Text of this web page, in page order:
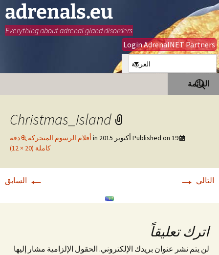
adrenals.eu
Everything about adrenal gland disorders
Login AdrenalNET Partners
العربية
القائمة
البحث
عن:
Christmas_Island
Published on 19 أكتوبر 2015 أفلام الرسوم المتحركة
دقة
كاملة (20 × 12)
← السابق التالي →
اترك تعليقاً
لن يتم نشر عنوان بريدك الإلكتروني. الحقول الإلزامية مشار إليها